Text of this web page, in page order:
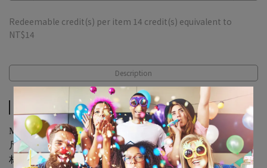
Redeemable credit(s) per item 14 credit(s) equivalent to
NT$14
Description
Magical Unicorn Letter Banner 1ct
尺寸：240公分 x 14公分 / 1入
材質：紙製品 附綁繩